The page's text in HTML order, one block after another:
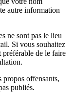
autre information
ne sont pas le lieu
Si vous souhaitez
de le faire
propos offensants,
publiés.